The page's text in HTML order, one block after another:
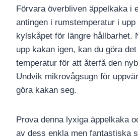
Förvara överbliven äppelkaka i
antingen i rumstemperatur i
kylskåpet för längre hållbarhet.
upp kakan igen, kan du göra
temperatur för att återfå den
Undvik mikrovågsugn för
göra kakan seg.
Prova denna lyxiga äppelkaka
av dess enkla men fantastiska